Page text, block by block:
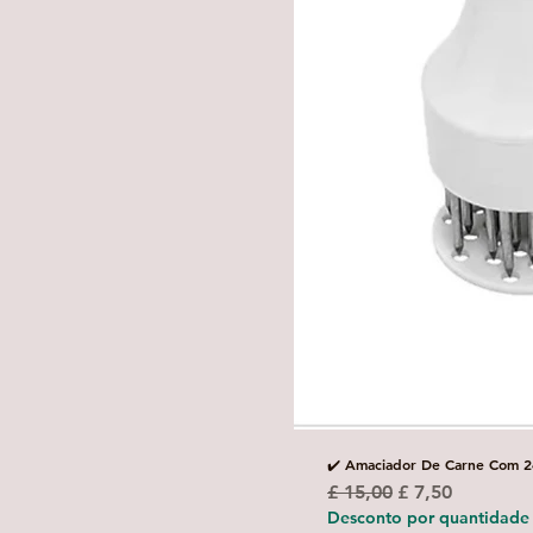
✔️ Amaciador De Carne Com
Preço normal
£ 15,00 Preço
£ 7,50
Desconto por quantidade